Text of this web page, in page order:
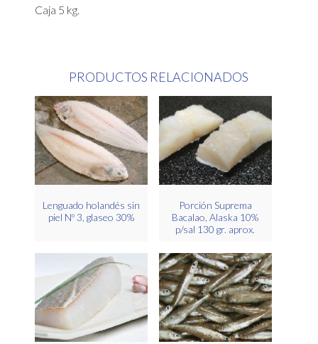
Caja 5 kg.
PRODUCTOS RELACIONADOS
Lenguado holandés sin
piel Nº 3, glaseo 30%
Porción Suprema
Bacalao, Alaska 10%
p/sal 130 gr. aprox.